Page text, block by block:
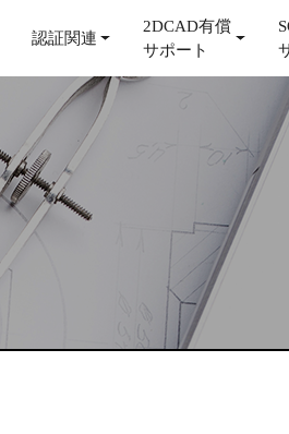
認証関連
2DCAD有償
サポート